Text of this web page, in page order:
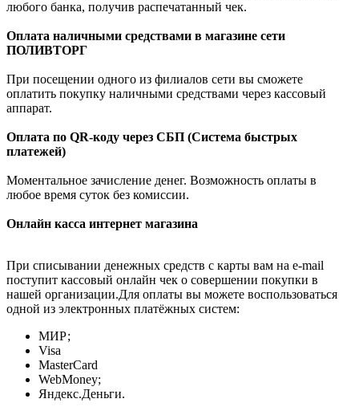
любого банка, получив распечатанный чек.
Оплата наличными средствами в магазине сети
ПОЛИВТОРГ
При посещении одного из филиалов сети вы сможете
оплатить покупку наличными средствами через кассовый
аппарат.
Оплата по QR-коду через СБП (Система быстрых
платежей)
Моментальное зачисление денег. Возможность оплаты в
любое время суток без комиссии.
Онлайн касса интернет магазина
При списывании денежных средств с карты вам на e-mail
поступит кассовый онлайн чек о совершении покупки в
нашей организации.Для оплаты вы можете воспользоваться
одной из электронных платёжных систем:
МИР;
Visa
MasterCard
WebMoney;
Яндекс.Деньги.